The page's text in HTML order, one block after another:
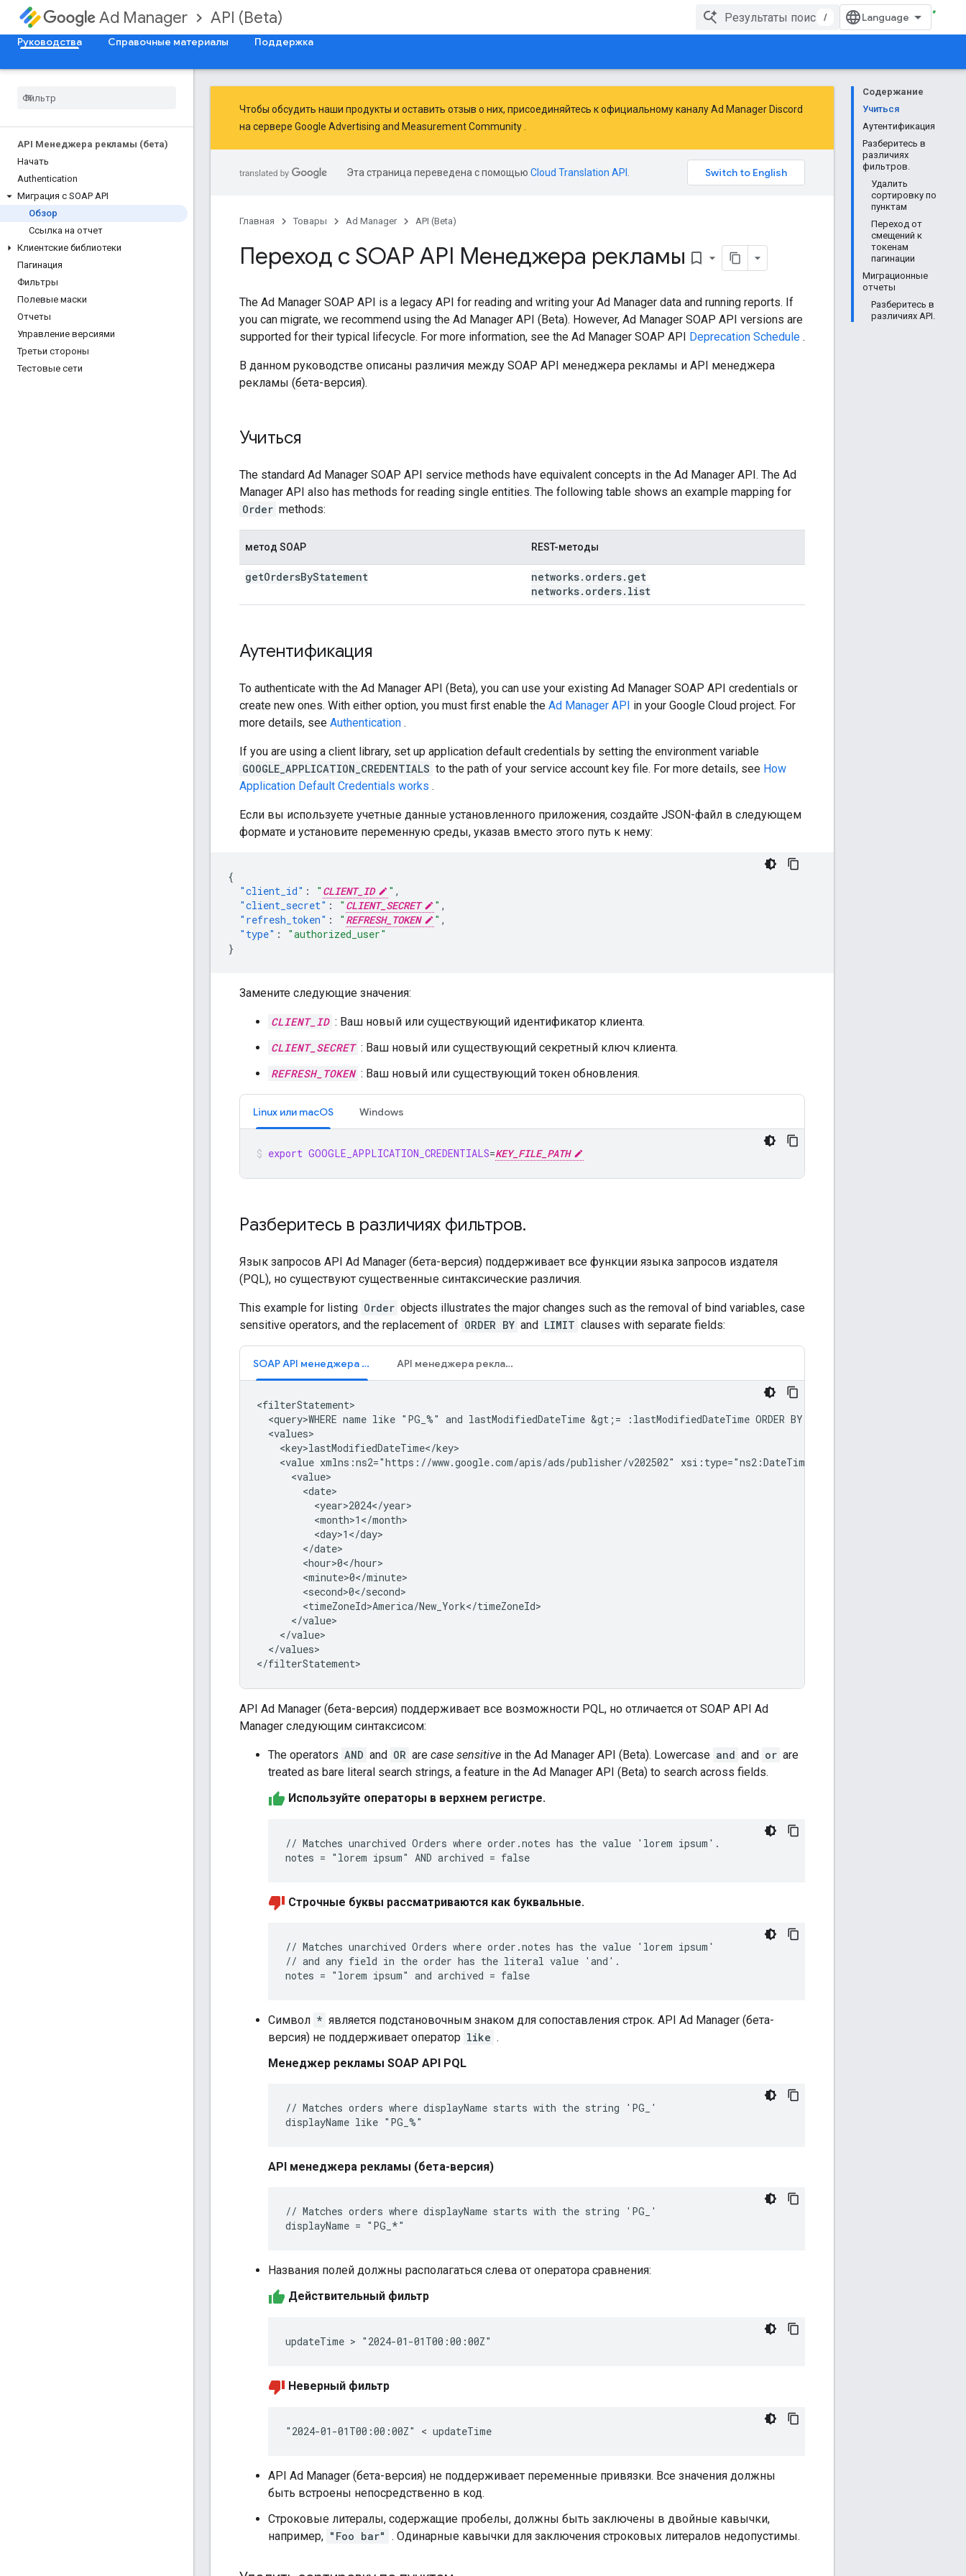
Ad Manager API (Beta)
/
Руководства
Справочные материалы Поддержка
API Менеджера рекламы (бета)
Начать
Authentication
Миграция с SOAP API
Обзор
Ссылка на отчет
Клиентские библиотеки
Пагинация
Фильтры
Полевые маски
Отчеты
Управление версиями
Третьи стороны
Тестовые сети
Содержание
Учиться
Аутентификация
Разберитесь в
различиях
фильтров.
Удалить
сортировку по
пунктам
Переход от
смещений к
токенам
пагинации
Миграционные
отчеты
Разберитесь в
различиях API.
Чтобы обсудить наши продукты и оставить отзыв о них, присоединяйтесь к официальному каналу Ad Manager Discord
на сервере Google Advertising and Measurement Community
Эта страница переведена с помощью Cloud Translation API
Главная Товары Ad Manager API (Beta)
Переход с SOAP API Менеджера рекламы bookmark_border
The Ad Manager SOAP API is a legacy API for reading and writing your Ad Manager data and running reports. If
you can migrate, we recommend using the Ad Manager API (Beta). However, Ad Manager SOAP API versions are
supported for their typical lifecycle. For more information, see the Ad Manager SOAP API Deprecation Schedule .
В данном руководстве описаны различия между SOAP API менеджера рекламы и API менеджера
рекламы (бета-версия).
Учиться
The standard Ad Manager SOAP API service methods have equivalent concepts in the Ad Manager API. The Ad
Manager API also has methods for reading single entities. The following table shows an example mapping for
Order methods:
метод SOAP REST-методы
getOrdersByStatement networks. orders. get
networks. orders. list
Аутентификация
To authenticate with the Ad Manager API (Beta), you can use your existing Ad Manager SOAP API credentials or
create new ones. With either option, you must first enable the Ad Manager API in your Google Cloud project. For
more details, see Authentication .
If you are using a client library, set up application default credentials by setting the environment variable
GOOGLE_APPLICATION_CREDENTIALS to the path of your service account key file. For more details, see How
Application Default Credentials works .
Если вы используете учетные данные установленного приложения, создайте JSON-файл в следующем
формате и установите переменную среды, указав вместо этого путь к нему:
{
"client_id" : " CLIENT_ID " ,
"client_secret" : " CLIENT_SECRET " ,
"refresh_token" : " REFRESH_TOKEN " ,
"type" :
"authorized_user"
}
Замените следующие значения:
CLIENT_ID : Ваш новый или существующий идентификатор клиента.
CLIENT_SECRET : Ваш новый или существующий секретный ключ клиента.
REFRESH_TOKEN : Ваш новый или существующий токен обновления.
Linux или macOS Windows
export GOOGLE_APPLICATION_CREDENTIALS=KEY_FILE_PATH
Разберитесь в различиях фильтров.
Язык запросов API Ad Manager (бета-версия) поддерживает все функции языка запросов издателя
(PQL), но существуют существенные синтаксические различия.
This example for listing Order objects illustrates the major changes such as the removal of bind variables, case
sensitive operators, and the replacement of ORDER BY and LIMIT clauses with separate fields:
SOAP API менеджера рекламы API менеджера рекламы (бета-версия)
<query>WHERE name like "PG_%" and lastModifiedDateTime &gt;= :lastModifiedDateTime ORDER BY
<value xmlns:ns2="https://www.google.com/apis/ads/publisher/v202502"
</values>
API Ad Manager (бета-версия) поддерживает все возможности PQL, но отличается от SOAP API Ad
Manager следующим синтаксисом:
The operators AND and OR are case sensitive in the Ad Manager API (Beta). Lowercase and and or are
treated as bare literal search strings, a feature in the Ad Manager API (Beta) to search across fields.
Используйте операторы в верхнем регистре.
// Matches unarchived Orders where order.notes has the value 'lorem ipsum'.
Строчные буквы рассматриваются как буквальные.
// Matches unarchived Orders where order.notes has the value 'lorem ipsum'
// and any field in the order has the literal value 'and'.
Символ * является подстановочным знаком для сопоставления строк. API Ad Manager (бета-
версия) не поддерживает оператор like .
Менеджер рекламы SOAP API PQL
// Matches orders where displayName starts with the string 'PG_'
API менеджера рекламы (бета-версия)
// Matches orders where displayName starts with the string 'PG_'
Названия полей должны располагаться слева от оператора сравнения:
Действительный фильтр
Неверный фильтр
API Ad Manager (бета-версия) не поддерживает переменные привязки. Все значения должны
быть встроены непосредственно в код.
Строковые литералы, содержащие пробелы, должны быть заключены в двойные кавычки,
например, "Foo bar" . Одинарные кавычки для заключения строковых литералов недопустимы.